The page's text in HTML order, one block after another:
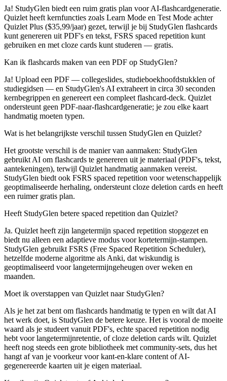
Ja! StudyGlen biedt een ruim gratis plan voor AI-flashcardgeneratie.
Quizlet heeft kernfuncties zoals Learn Mode en Test Mode achter
Quizlet Plus ($35,99/jaar) gezet, terwijl je bij StudyGlen flashcards
kunt genereren uit PDF's en tekst, FSRS spaced repetition kunt
gebruiken en met cloze cards kunt studeren — gratis.
Kan ik flashcards maken van een PDF op StudyGlen?
Ja! Upload een PDF — collegeslides, studieboekhoofdstukklen of
studiegidsen — en StudyGlen's AI extraheert in circa 30 seconden
kernbegrippen en genereert een compleet flashcard-deck. Quizlet
ondersteunt geen PDF-naar-flashcardgeneratie; je zou elke kaart
handmatig moeten typen.
Wat is het belangrijkste verschil tussen StudyGlen en Quizlet?
Het grootste verschil is de manier van aanmaken: StudyGlen
gebruikt AI om flashcards te genereren uit je materiaal (PDF's, tekst,
aantekeningen), terwijl Quizlet handmatig aanmaken vereist.
StudyGlen biedt ook FSRS spaced repetition voor wetenschappelijk
geoptimaliseerde herhaling, ondersteunt cloze deletion cards en heeft
een ruimer gratis plan.
Heeft StudyGlen betere spaced repetition dan Quizlet?
Ja. Quizlet heeft zijn langetermijn spaced repetition stopgezet en
biedt nu alleen een adaptieve modus voor kortetermijn-stampen.
StudyGlen gebruikt FSRS (Free Spaced Repetition Scheduler),
hetzelfde moderne algoritme als Anki, dat wiskundig is
geoptimaliseerd voor langetermijngeheugen over weken en
maanden.
Moet ik overstappen van Quizlet naar StudyGlen?
Als je het zat bent om flashcards handmatig te typen en wilt dat AI
het werk doet, is StudyGlen de betere keuze. Het is vooral de moeite
waard als je studeert vanuit PDF's, echte spaced repetition nodig
hebt voor langetermijnretentie, of cloze deletion cards wilt. Quizlet
heeft nog steeds een grote bibliotheek met community-sets, dus het
hangt af van je voorkeur voor kant-en-klare content of AI-
gegenereerde kaarten uit je eigen materiaal.